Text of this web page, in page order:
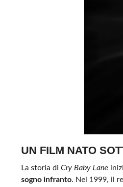
UN FILM NATO
La storia di Cry Baby Lane
sogno infranto. Nel 1999, il